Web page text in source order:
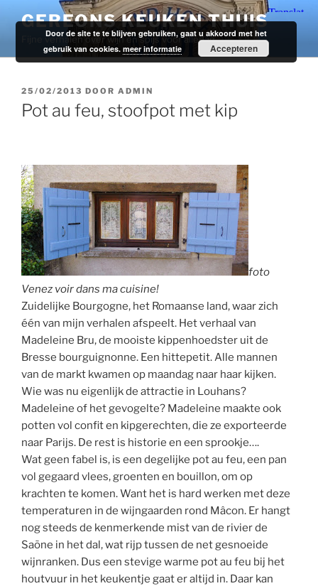
naar
inhoud
GEREONS KEUKEN THUIS
Fijne verhalen over wijn en spijs voor alledag.
GEPLAATST
OP
25/02/2013 DOOR ADMIN
Pot au feu, stoofpot met kip
foto
Venez voir dans ma cuisine!
Zuidelijke Bourgogne, het Romaanse land, waar zich
één van mijn verhalen afspeelt. Het verhaal van
Madeleine Bru, de mooiste kippenhoedster uit de
Bresse bourguignonne. Een hittepetit. Alle mannen
van de markt kwamen op maandag naar haar kijken.
Wie was nu eigenlijk de attractie in Louhans?
Madeleine of het gevogelte? Madeleine maakte ook
potten vol confit en kipgerechten, die ze exporteerde
naar Parijs. De rest is historie en een sprookje….
Wat geen fabel is, is een degelijke pot au feu, een pan
vol gegaard vlees, groenten en bouillon, om op
krachten te komen. Want het is hard werken met deze
temperaturen in de wijngaarden rond Mâcon. Er hangt
nog steeds de kenmerkende mist van de rivier de
Saõne in het dal, wat rijp tussen de net gesnoeide
wijnranken. Dus een stevige warme pot au feu bij het
houtvuur in het keukentje gaat er altijd in. Daar kan
Door de site te te blijven gebruiken, gaat u akkoord met het
gebruik van cookies.meer informatie Accepteren